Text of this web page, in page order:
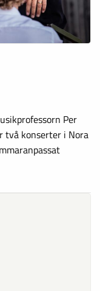
Per
två konserter i Nora